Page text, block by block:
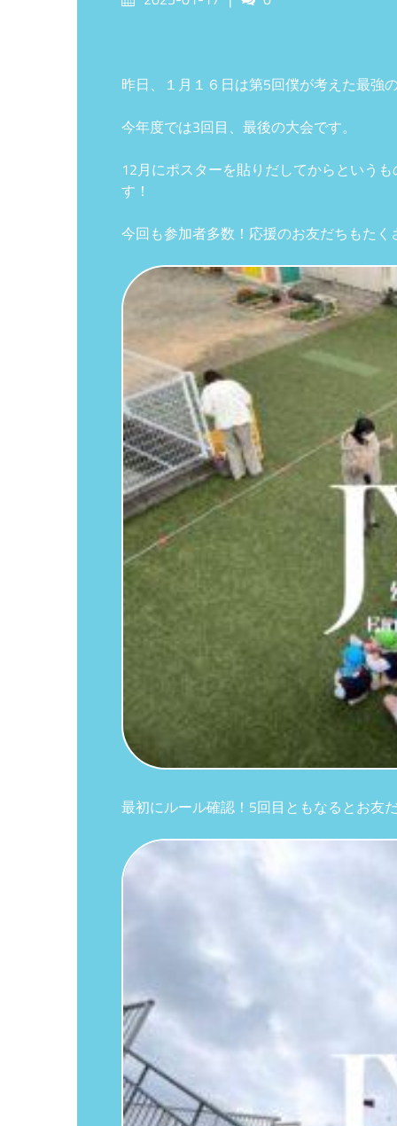
昨日、１月１６日は第5回僕が考えた最強
今年度では3回目、最後の大会です。
12月にポスターを貼りだしてからという
す！
今回も参加者多数！応援のお友だちもたく
最初にルール確認！5回目ともなるとお友